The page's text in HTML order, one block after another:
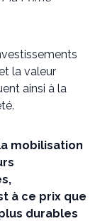
la valeur
ainsi à la
mobilisation
à ce prix que
durables